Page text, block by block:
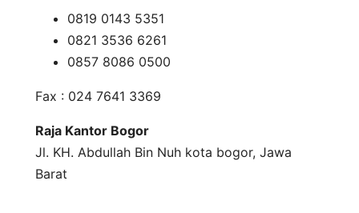
0819 0143 5351
0821 3536 6261
0857 8086 0500
Fax : 024 7641 3369
Raja Kantor Bogor
Jl. KH. Abdullah Bin Nuh kota bogor, Jawa
Barat